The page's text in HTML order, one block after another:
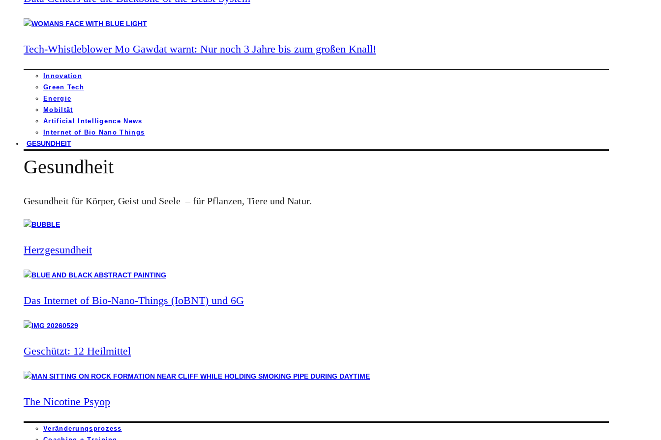
Tech-Whistleblower Mo Gawdat warnt: Nur noch 3 Jahre bis zum großen Knall!
Innovation
Green Tech
Energie
Mobiltät
Artificial Intelligence News
Internet of Bio Nano Things
GESUNDHEIT
Gesundheit
Gesundheit für Körper, Geist und Seele – für Pflanzen, Tiere und Natur.
Herzgesundheit
Das Internet of Bio-Nano-Things (IoBNT) und 6G
Geschützt: 12 Heilmittel
The Nicotine Psyop
Veränderungsprozess